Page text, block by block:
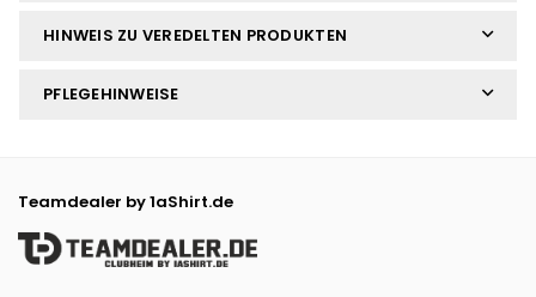
HINWEIS ZU VEREDELTEN PRODUKTEN
PFLEGEHINWEISE
Teamdealer by 1aShirt.de